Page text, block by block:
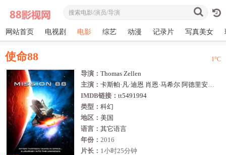
网站首页 电视剧 电影 综艺 动漫 记录片 写真美女
使命88
导演： Thomas Zellen
主演： 卡斯帕·凡·迪恩 肖恩·马希尔 阿德里安娜·巴比欧
IMDB链接： tt5491994
类型： 科幻
地区： 美国
语言： 其它语言
年份： 2016
片长： 1小时25分钟
1°C